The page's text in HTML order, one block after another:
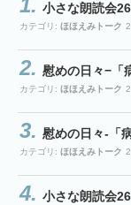
小さな朗読会
カテゴリ: ほほえみトーク
慰めの日々−
カテゴリ: ほほえみトーク
慰めの日々-「
カテゴリ: ほほえみトーク
小さな朗読会